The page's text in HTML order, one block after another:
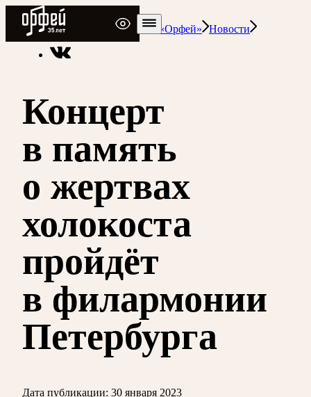
Радио Орфей
Радио классической музыки «Орфей»
Новости
Концерт
в память
о жертвах
холокоста
пройдёт
в филармонии
Петербурга
Дата публикации: 30 января 2023